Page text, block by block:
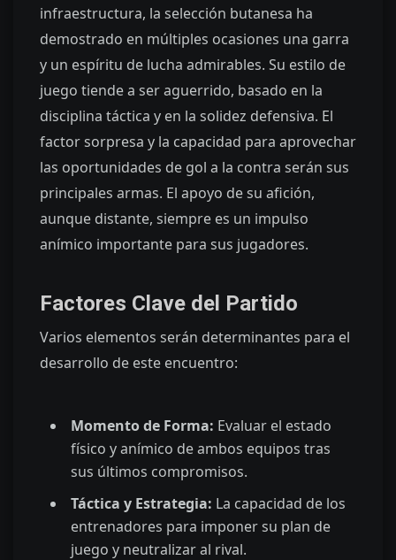
infraestructura, la selección butanesa ha
demostrado en múltiples ocasiones una garra
y un espíritu de lucha admirables. Su estilo de
juego tiende a ser aguerrido, basado en la
disciplina táctica y en la solidez defensiva. El
factor sorpresa y la capacidad para aprovechar
las oportunidades de gol a la contra serán sus
principales armas. El apoyo de su afición,
aunque distante, siempre es un impulso
anímico importante para sus jugadores.
Factores Clave del Partido
Varios elementos serán determinantes para el
desarrollo de este encuentro:
Momento de Forma: Evaluar el estado
físico y anímico de ambos equipos tras
sus últimos compromisos.
Táctica y Estrategia: La capacidad de los
entrenadores para imponer su plan de
juego y neutralizar al rival.